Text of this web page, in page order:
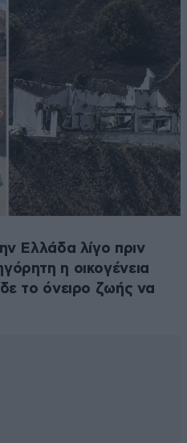
Ελλάδα λίγο πριν
η οικογένεια
το όνειρο ζωής να